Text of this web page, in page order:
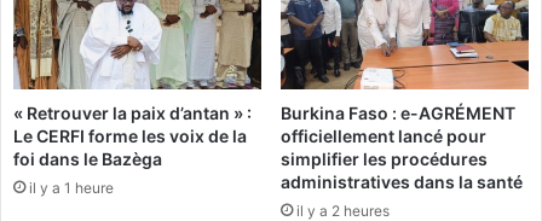
r
e
d
'
é
t
u
d
«
I
l
n
’
y
a
« Retrouver la paix d’antan » :
Le CERFI forme les voix de la
foi dans le Bazèga
il y a 1 heure
Burkina Faso : e-AGRÉMENT
officiellement lancé pour
simplifier les procédures
administratives dans la santé
il y a 2 heures